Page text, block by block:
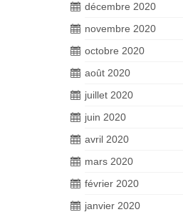
décembre 2020
novembre 2020
octobre 2020
août 2020
juillet 2020
juin 2020
avril 2020
mars 2020
février 2020
janvier 2020